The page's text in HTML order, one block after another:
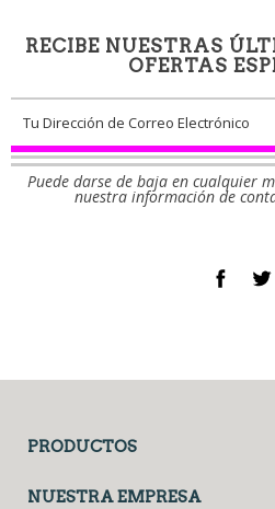
RECIBE NUESTRAS
OFERTAS
Puede darse de baja en cualquier
nuestra información de
PRODUCTOS
NUESTRA EMPRESA